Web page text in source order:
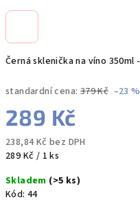
Černá sklenička na víno 350ml -
standardní cena: 379 Kč –23 %
289 Kč
238,84 Kč bez DPH
Měrná
289 Kč / 1 ks
Skladem (>5 ks)
Kód: 44